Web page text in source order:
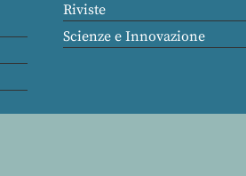
Riviste
Scienze e Innovazione